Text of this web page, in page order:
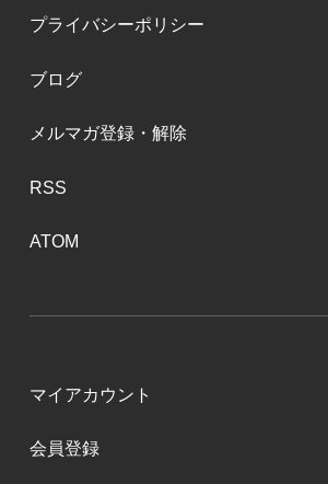
プライバシーポリシー
ブログ
メルマガ登録・解除
RSS
ATOM
マイアカウント
会員登録